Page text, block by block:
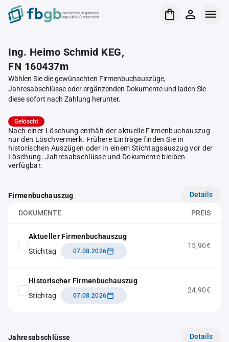
Verrechnungsstelle
Republik Österreich
Ing. Heimo Schmid KEG,
FN 160437m
Wählen Sie die gewünschten Firmenbuchauszüge,
Jahresabschlüsse oder ergänzenden Dokumente und laden Sie
diese sofort nach Zahlung herunter.
Gelöscht
Nach einer Löschung enthält der aktuelle Firmenbuchauszug
nur den Löschvermerk. Frühere Einträge finden Sie in
historischen Auszügen oder in einem Stichtagsauszug vor der
Löschung. Jahresabschlüsse und Dokumente bleiben
verfügbar.
Firmenbuchauszug Details
DOKUMENTE PREIS
Aktueller Firmenbuchauszug
Stichtag
07.08.2026
15,90€
Historischer Firmenbuchauszug
Stichtag
07.08.2026
24,90€
Jahresabschlüsse Details